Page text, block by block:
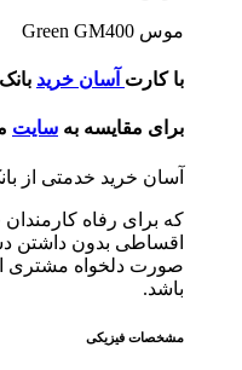
موس Green GM400
با کارت آسان خرید
برای مقایسه به سایت
آسان خرید خدمتی از
که برای رفاه
اقساطی بدون داشتن
باشد.
مشخصات فیزیکی